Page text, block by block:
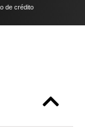
de crédito